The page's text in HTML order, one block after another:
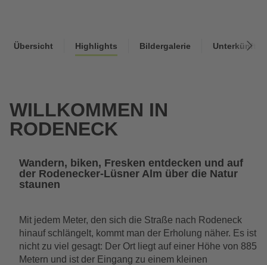
Übersicht Highlights Bildergalerie Unterkünfte
WILLKOMMEN IN
RODENECK
Wandern, biken, Fresken entdecken und auf
der Rodenecker-Lüsner Alm über die Natur
staunen
Mit jedem Meter, den sich die Straße nach Rodeneck
hinauf schlängelt, kommt man der Erholung näher. Es ist
nicht zu viel gesagt: Der Ort liegt auf einer Höhe von 885
Metern und ist der Eingang zu einem kleinen